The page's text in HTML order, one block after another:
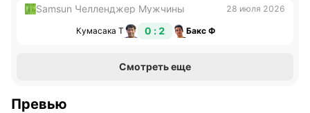
Samsun Челленджер Мужчины 28 июля 2026
Кумасака Т 0 : 2 Бакс Ф
Смотреть еще
Превью